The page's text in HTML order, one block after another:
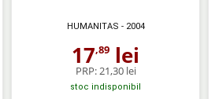
HUMANITAS - 2004
17,89 lei
PRP: 21,30 lei
stoc indisponibil